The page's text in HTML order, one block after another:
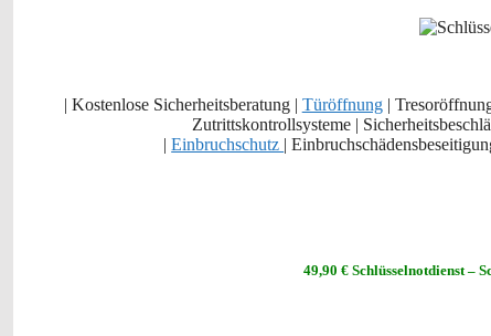
| Kostenlose Sicherheitsberatung | Türöffnung|
Zutrittskontrollsysteme |
|Einbruchschutz |
49,90 € Schlüsselnotdienst –